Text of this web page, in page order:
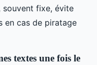
souvent fixe, évite
en cas de piratage
textes une fois le